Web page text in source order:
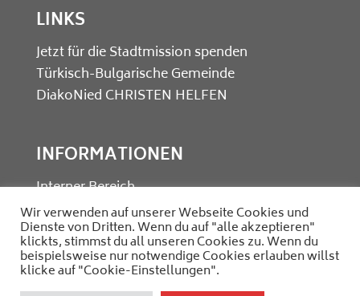
LINKS
Jetzt für die Stadtmission spenden
Türkisch-Bulgarische Gemeinde
DiakoNied CHRISTEN HELFEN
INFORMATIONEN
Interner Bereich
Kontakt
Datenschutz
Impressum
Wir verwenden auf unserer Webseite Cookies und
Dienste von Dritten. Wenn du auf "alle akzeptieren"
klickts, stimmst du all unseren Cookies zu. Wenn du
beispielsweise nur notwendige Cookies erlauben willst
klicke auf "Cookie-Einstellungen".